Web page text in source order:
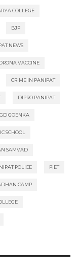
COLLEGE
BJP
NEWS
VACCINE
CRIME IN PANIPAT
DIPRO PANIPAT
GD GOENKA
SCHOOL
SAMVAD
POLICE PIET
CAMP